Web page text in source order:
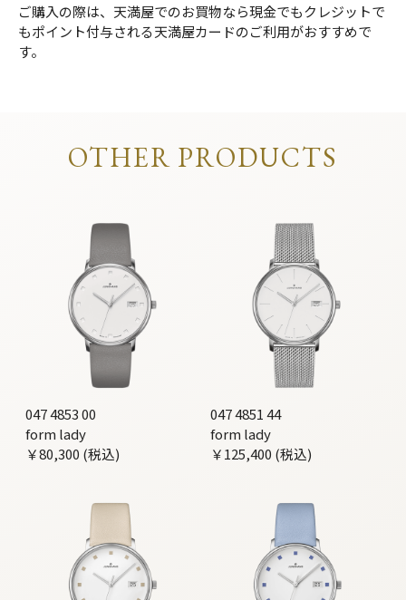
ご購入の際は、天満屋でのお買物なら現金でもクレジットで
もポイント付与される天満屋カードのご利用がおすすめで
す。
OTHER PRODUCTS
047 4853 00
form lady
￥80,300 (税込)
047 4851 44
form lady
￥125,400 (税込)